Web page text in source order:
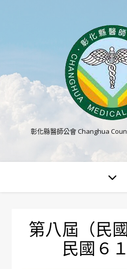
彰化縣醫師公會 Changhua
第八屆（民
民國６